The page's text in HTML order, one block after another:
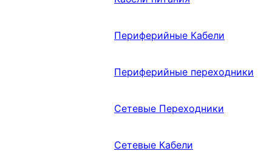
Периферийные Кабели
Периферийные переходники
Сетевые Переходники
Сетевые Кабели